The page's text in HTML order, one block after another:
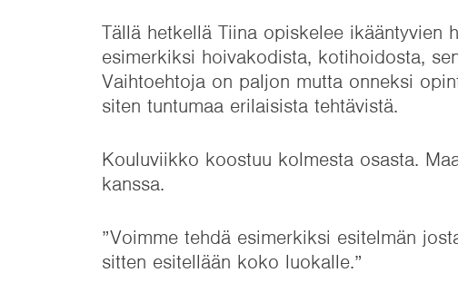
Tällä hetkellä Tiina opiskelee ikääntyvien
esimerkiksi hoivakodista, kotihoidosta,
Vaihtoehtoja on paljon mutta onneksi
siten tuntumaa erilaisista tehtävistä.
Kouluviikko koostuu kolmesta osasta.
kanssa.
”Voimme tehdä esimerkiksi esitelmän
sitten esitellään koko luokalle.”